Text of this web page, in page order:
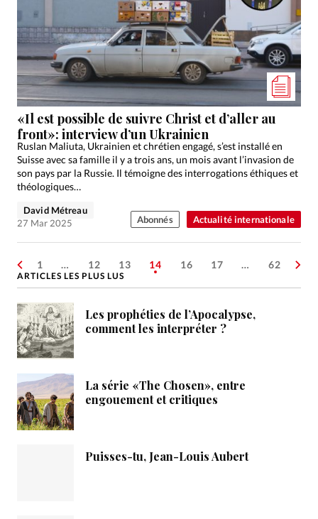
Actualité internationale
«Il est possible de suivre Christ et d’aller au
front»: interview d’un Ukrainien
Ruslan Maliuta, Ukrainien et chrétien engagé, s’est installé en
Suisse avec sa famille il y a trois ans, un mois avant l’invasion de
son pays par la Russie. Il témoigne des interrogations éthiques et
théologiques…
David Métreau
27 Mar 2025
Abonnés
1 … 12 13 14 16 17 … 62
ARTICLES LES PLUS LUS
Les prophéties de l’Apocalypse,
comment les interpréter ?
La série «The Chosen», entre
engouement et critiques
Puisses-tu, Jean-Louis Aubert